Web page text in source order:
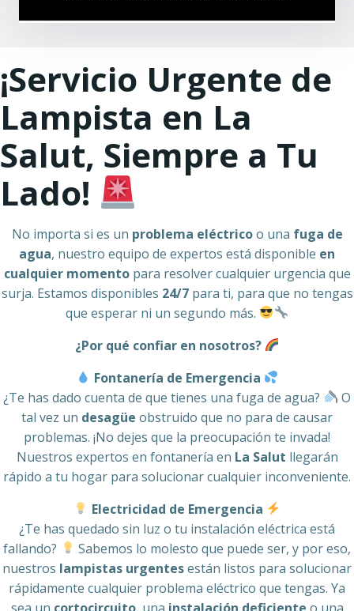
¡Servicio Urgente de
Lampista en La
Salut, Siempre a Tu
Lado!
No importa si es un problema eléctricoo una fuga de
agua, nuestro equipo de expertos está disponible en
cualquier momentopara resolver cualquier urgencia que
surja. Estamos disponibles 24/7para ti, para que no tengas
que esperar ni un segundo más.
¿Por qué confiar en nosotros?
Fontanería de Emergencia
¿Te has dado cuenta de que tienes una fuga de agua?
O
tal vez un desagüe obstruido que no para de causar
problemas. ¡No dejes que la preocupación te invada!
Nuestros expertos en fontanería en La Salut llegarán
rápido a tu hogar para solucionar cualquier inconveniente.
Electricidad de Emergencia
¿Te has quedado sin luz o tu instalación eléctrica está
fallando?
Sabemos lo molesto que puede ser, y por eso,
nuestros lampistas urgentesestán listos para solucionar
rápidamente cualquier problema eléctrico que tengas. Ya